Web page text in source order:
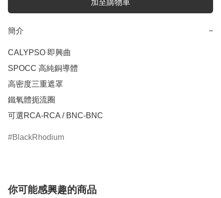
加至購物車
簡介 −
CALYPSO 即興曲
SPOCC 高純銅導體
高密度三重遮罩
鐵氧體扼流圈
可選RCA-RCA / BNC-BNC
BlackRhodium
你可能感興趣的商品